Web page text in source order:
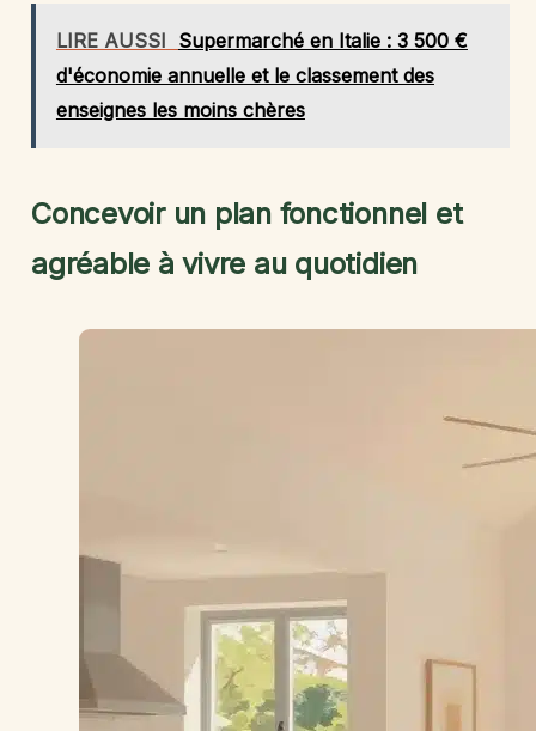
LIRE AUSSI Supermarché en Italie : 3 500 €
d'économie annuelle et le classement des
enseignes les moins chères
Concevoir un plan fonctionnel et
agréable à vivre au quotidien